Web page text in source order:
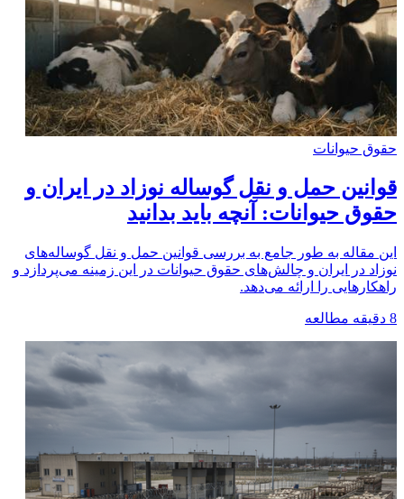
حقوق حیوانات
قوانین حمل و نقل گوساله نوزاد در ایران و
حقوق حیوانات: آنچه باید بدانید
این مقاله به طور جامع به بررسی قوانین حمل و نقل گوساله‌های
نوزاد در ایران و چالش‌های حقوق حیوانات در این زمینه می‌پردازد و
راهکارهایی را ارائه می‌دهد.
8 دقیقه مطالعه